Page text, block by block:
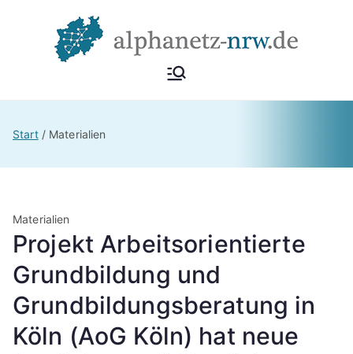
Alphan
Start Materialien
Materialien
Projekt Arbeitsorientierte
Grundbildung und
Grundbildungsberatung in
Köln (AoG Köln) hat neue